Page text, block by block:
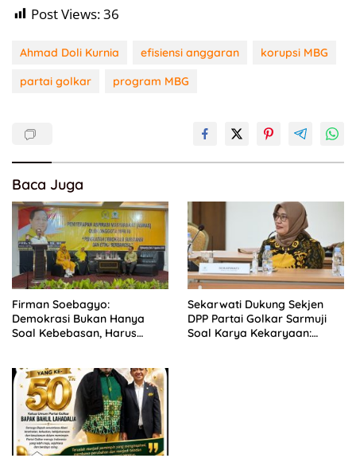
Post Views:36
Ahmad Doli Kurnia efisiensi anggaran
korupsi MBG
partai golkar
program MBG
Baca Juga
Firman Soebagyo:
Demokrasi Bukan Hanya
Soal Kebebasan, Harus
Sekarwati Dukung Sekjen
DPP Partai Golkar Sarmuji
Soal Karya Kekaryaan: